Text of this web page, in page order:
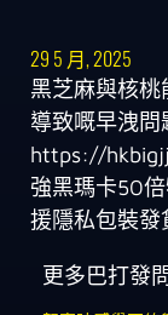
29 5 月, 2025
黑芝麻與核
導致嘅早洩問
https://
強黑瑪卡50
援隱私包裝發
更多巴打發問